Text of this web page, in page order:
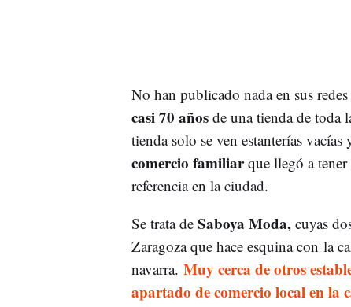
No han publicado nada en sus
casi 70 añosde una tienda de toda
tienda solo se ven estanterías
comercio familiarque llegó a
referencia en la ciudad.
Se trata deSaboya Moda,cuyas
Zaragoza que hace esquina con la
navarra. Muy cerca de otros
apartado de comercio local en la